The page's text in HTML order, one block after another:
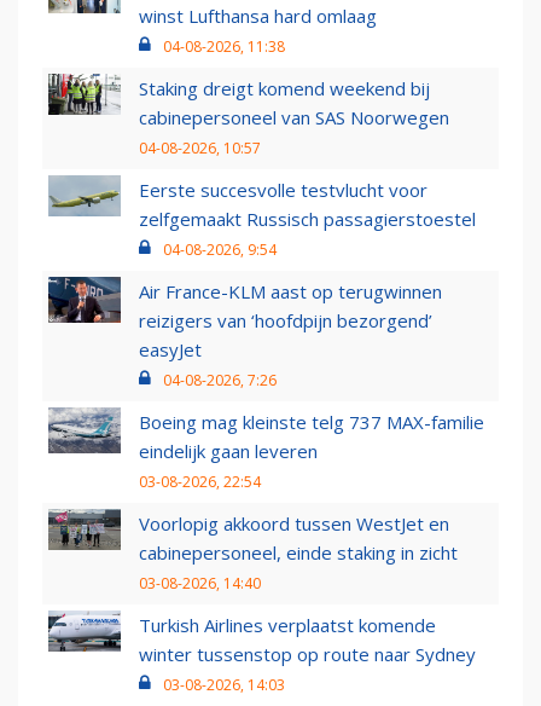
winst Lufthansa hard omlaag
04-08-2026, 11:38
Staking dreigt komend weekend bij
cabinepersoneel van SAS Noorwegen
04-08-2026, 10:57
Eerste succesvolle testvlucht voor
zelfgemaakt Russisch passagierstoestel
04-08-2026, 9:54
Air France-KLM aast op terugwinnen
reizigers van ‘hoofdpijn bezorgend’
easyJet
04-08-2026, 7:26
Boeing mag kleinste telg 737 MAX-familie
eindelijk gaan leveren
03-08-2026, 22:54
Voorlopig akkoord tussen WestJet en
cabinepersoneel, einde staking in zicht
03-08-2026, 14:40
Turkish Airlines verplaatst komende
winter tussenstop op route naar Sydney
03-08-2026, 14:03